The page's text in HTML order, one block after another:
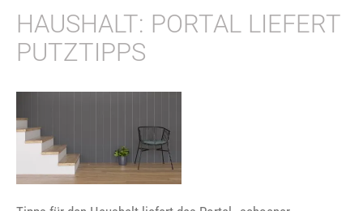
HAUSHALT: PORTAL LIEFERT
PUTZTIPPS